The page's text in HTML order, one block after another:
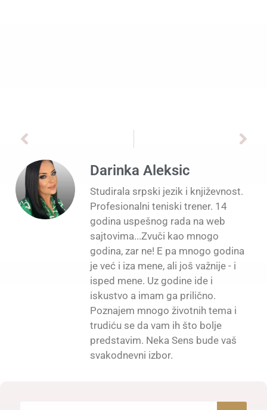
Darinka Aleksic
Studirala srpski jezik i književnost.
Profesionalni teniski trener. 14
godina uspešnog rada na web
sajtovima...Zvuči kao mnogo
godina, zar ne! E pa mnogo godina
je već i iza mene, ali još važnije - i
isped mene. Uz godine ide i
iskustvo a imam ga prilično.
Poznajem mnogo životnih tema i
trudiću se da vam ih što bolje
predstavim. Neka Sens bude vaš
svakodnevni izbor.